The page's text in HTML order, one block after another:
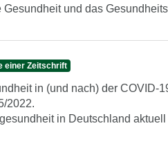
Gesundheit und das
einer Zeitschrift
in (und nach) der COVID-
2022.
in Deutschland aktuell